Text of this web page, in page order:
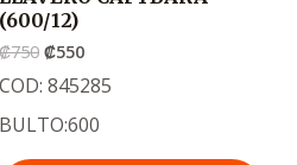
(600/12)
₡750 ₡550
COD: 845285
BULTO:600